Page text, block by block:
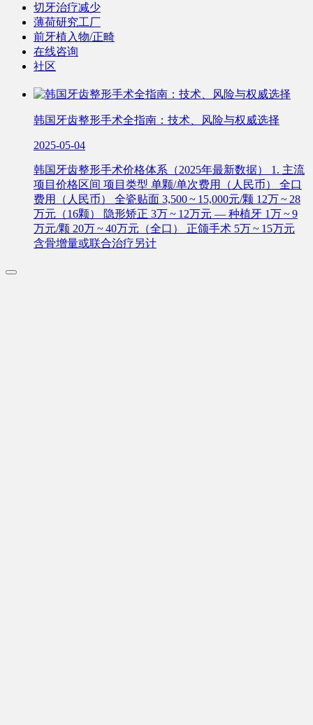
切牙治疗减少
薄荷研究工厂
前牙植入物/正畸
在线咨询
社区
韩国牙齿整形手术全指南：技术、风险与权威选择
2025-05-04
韩国牙齿整形手术价格体系（2025年最新数据） 1. 主流
项目价格区间 项目类型 单颗/单次费用（人民币） 全口
费用（人民币） 全瓷贴面 3,500 ~ 15,000元/颗 12万 ~ 28
万元（16颗） 隐形矫正 3万 ~ 12万元 — 种植牙 1万 ~ 9
万元/颗 20万 ~ 40万元（全口） 正颌手术 5万 ~ 15万元
含骨增量或联合治疗另计